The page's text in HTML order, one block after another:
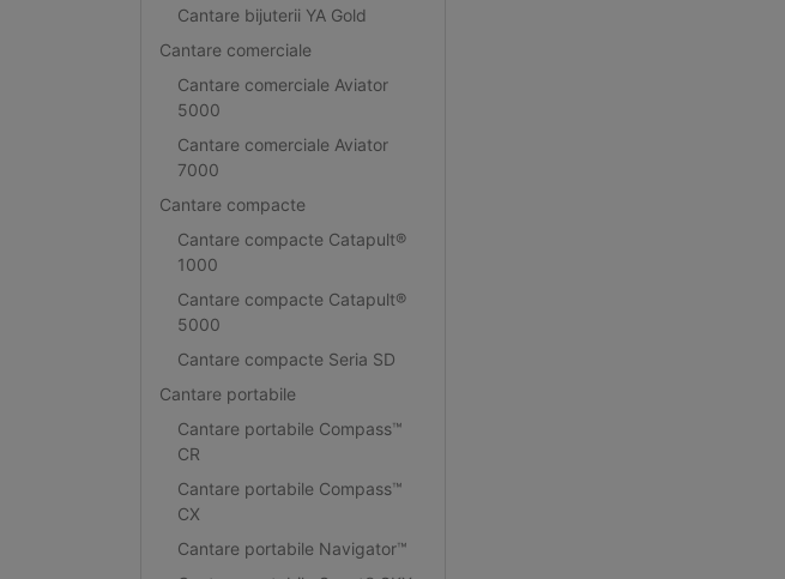
Cantare bijuterii YA Gold
Cantare comerciale
Cantare comerciale Aviator
5000
Cantare comerciale Aviator
7000
Cantare compacte
Cantare compacte Catapult®
1000
Cantare compacte Catapult®
5000
Cantare compacte Seria SD
Cantare portabile
Cantare portabile Compass™
CR
Cantare portabile Compass™
CX
Cantare portabile Navigator™